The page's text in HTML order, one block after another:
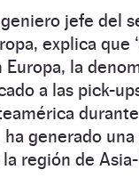
jefe del
explica que
Europa, la
a las pick-
generado una
región de Asia-